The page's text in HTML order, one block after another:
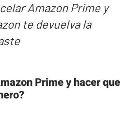
Amazon Prime y
te devuelva la
Prime y hacer que